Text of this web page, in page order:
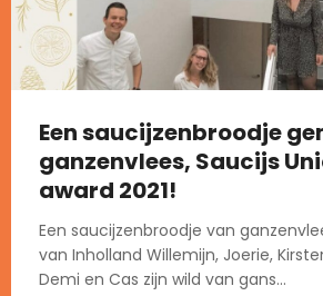
Een saucijzenbroodje
ganzenvlees, Saucijs
award 2021!
Een saucijzenbroodje van
van Inholland Willemijn, Joerie,
Demi en Cas zijn wild van gans...